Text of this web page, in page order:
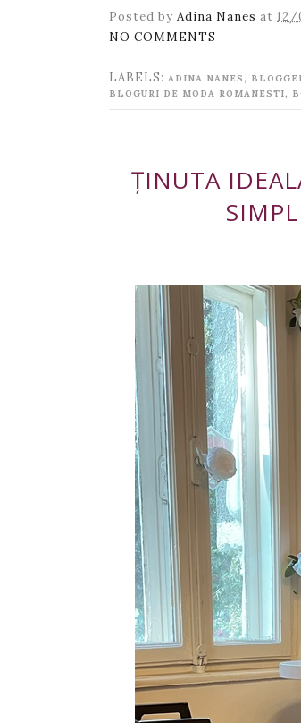
Posted by Adina Nanes at 12/
NO COMMENTS
LABELS: ADINA NANES ,
BLOGURI DE MODA ROMANESTI,
ȚINUTA